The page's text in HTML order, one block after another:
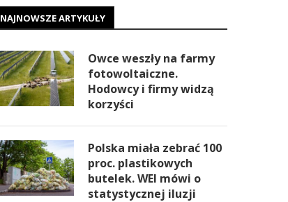
NAJNOWSZE ARTYKUŁY
Owce weszły na farmy
fotowoltaiczne.
Hodowcy i firmy widzą
korzyści
Polska miała zebrać 100
proc. plastikowych
butelek. WEI mówi o
statystycznej iluzji